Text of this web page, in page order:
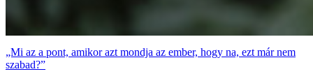
„Mi az a pont, amikor azt mondja az ember, hogy na, ezt már nem
szabad?”